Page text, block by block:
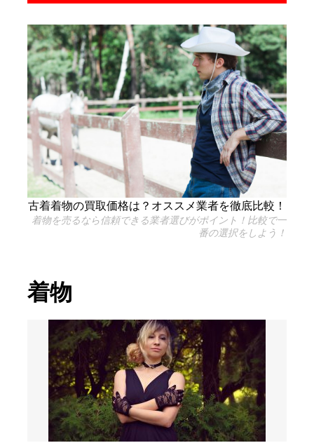
古着着物の買取価格は？オススメ業者を徹底比較！
着物を売るなら信頼できる業者選びがポイント！比較で一
番の選択をしよう！
着物